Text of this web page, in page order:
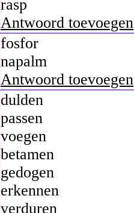
rasp
Antwoord toevoegen
fosfor
napalm
Antwoord toevoegen
dulden
passen
voegen
betamen
gedogen
erkennen
verduren